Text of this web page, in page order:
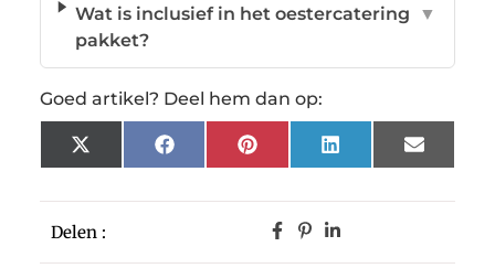
Delen :
Wat is inclusief in het oestercatering
pakket?
▼
Goed artikel? Deel hem dan op:
X
(Twitter)
FacebookPinterestLinkedInEmail